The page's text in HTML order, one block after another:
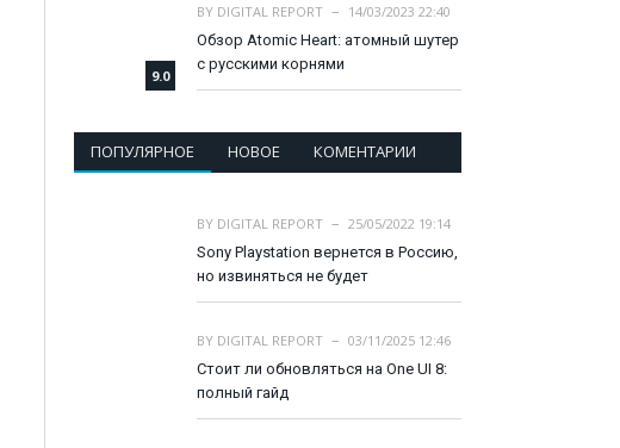
9.0
BY DIGITAL REPORT
14/03/2023 22:40
Обзор Atomic Heart: атомный шутер
с русскими корнями
ПОПУЛЯРНОЕ НОВОЕ КОМЕНТАРИИ
BY DIGITAL REPORT
25/05/2022 19:14
Sony Playstation вернется в Россию,
но извиняться не будет
BY DIGITAL REPORT
03/11/2025 12:46
Стоит ли обновляться на One UI 8:
полный гайд